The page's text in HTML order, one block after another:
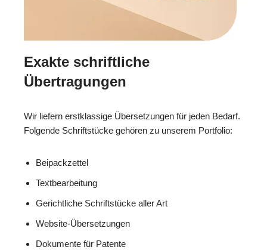
Exakte schriftliche
Übertragungen
Wir liefern erstklassige Übersetzungen für jeden Bedarf.
Folgende Schriftstücke gehören zu unserem Portfolio:
Beipackzettel
Textbearbeitung
Gerichtliche Schriftstücke aller Art
Website-Übersetzungen
Dokumente für Patente